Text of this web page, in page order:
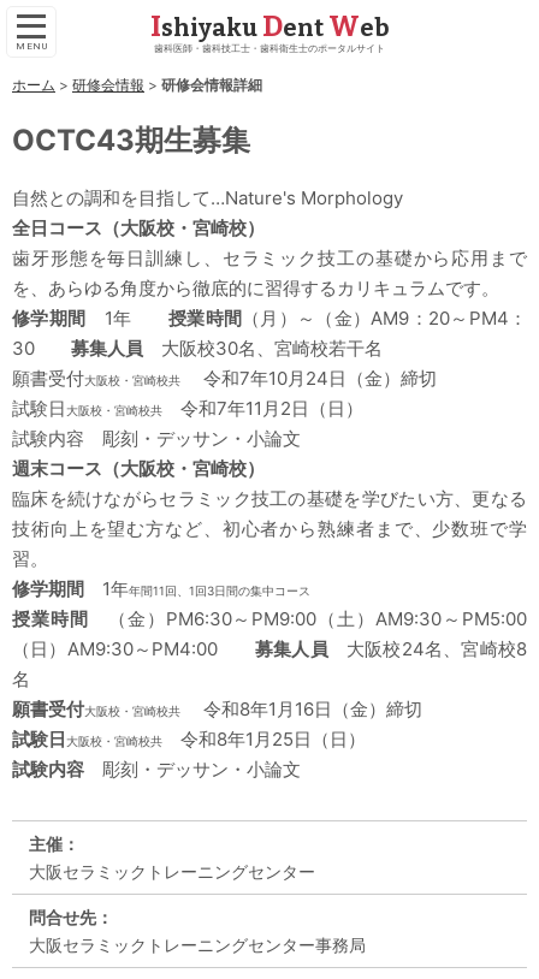
Ishiyaku Dent Web
歯科医師・歯科技工士・歯科衛生士のポータルサイト
ホーム 研修会情報 研修会情報詳細
OCTC43期生募集
自然との調和を目指して…Nature's Morphology
全日コース（大阪校・宮崎校）
歯牙形態を毎日訓練し、セラミック技工の基礎から応用まで
を、あらゆる角度から徹底的に習得するカリキュラムです。
修学期間 1年 授業時間 （月）～（金）AM9：20～PM4：
30 募集人員 大阪校30名、宮崎校若干名
願書受付大阪校・宮崎校共
令和7年10月24日（金）締切
試験日大阪校・宮崎校共
令和7年11月2日（日）
試験内容 彫刻・デッサン・小論文
週末コース（大阪校・宮崎校）
臨床を続けながらセラミック技工の基礎を学びたい方、更なる
技術向上を望む方など、初心者から熟練者まで、少数班で学
習。
修学期間 1年年間11回、1回3日間の集中コース
授業時間 （金）PM6:30～PM9:00（土）AM9:30～PM5:00
（日）AM9:30～PM4:00 募集人員 大阪校24名、宮崎校8
名
願書受付大阪校・宮崎校共
令和8年1月16日（金）締切
試験日大阪校・宮崎校共
令和8年1月25日（日）
試験内容 彫刻・デッサン・小論文
主催：
大阪セラミックトレーニングセンター
問合せ先：
大阪セラミックトレーニングセンター事務局